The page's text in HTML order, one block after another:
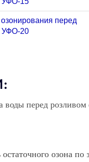
перед
УФО-20
воды перед
озона